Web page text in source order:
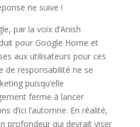
ne suive !
par la voix d’Anish
pour Google Home et
aux utilisateurs pour ces
de responsabilité ne se
puisqu’elle
ferme à lancer
d’ici l’automne. En réalité,
profondeur qui devrait viser